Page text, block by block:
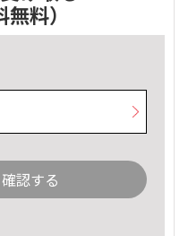
無料）
認する